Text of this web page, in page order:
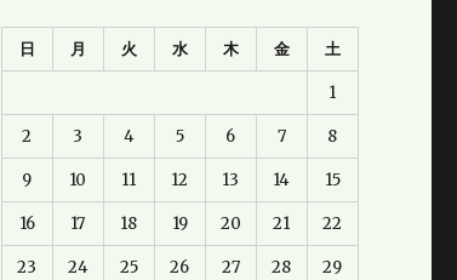
日 月 火 水 木 金 土
1
2 3 4 5 6 7 8
9 10 11 12 13 14 15
16 17 18 19 20 21 22
23 24 25 26 27 28 29